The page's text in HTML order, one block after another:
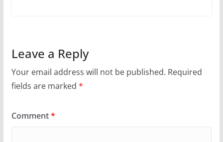
Leave a Reply
Your email address will not be published. Required
fields are marked *
Comment*